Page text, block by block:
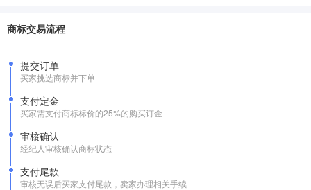
商标交易流程
提交订单
买家挑选商标并下单
支付定金
买家需支付商标标价的25%的购买订金
审核确认
经纪人审核确认商标状态
支付尾款
审核无误后买家支付尾款，卖家办理相关手续